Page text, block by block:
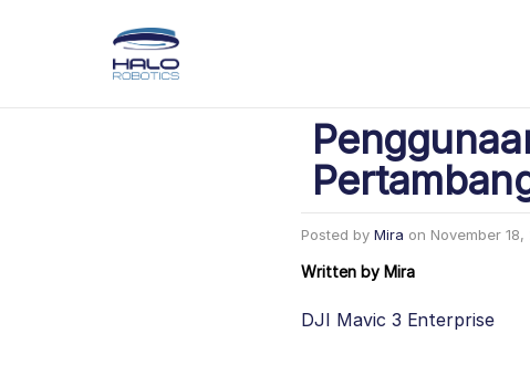
Posted by Mira on November 18,
Written by Mira
DJI Mavic 3 Enterprise